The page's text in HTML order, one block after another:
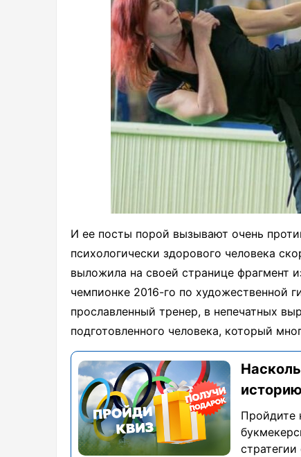
И ее посты порой вызывают очень
психологически здорового человека
выложила на своей странице фрагмент
чемпионке 2016-го по художественной
прославленный тренер, в непечатных
подготовленного человека, который
Пройдите
стратегии